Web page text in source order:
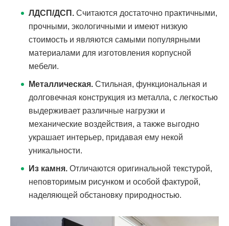
ЛДСП/ДСП. Считаются достаточно практичными,
прочными, экологичными и имеют низкую
стоимость и являются самыми популярными
материалами для изготовления корпусной
мебели.
Металлическая. Стильная, функциональная и
долговечная конструкция из металла, с легкостью
выдерживает различные нагрузки и
механические воздействия, а также выгодно
украшает интерьер, придавая ему некой
уникальности.
Из камня. Отличаются оригинальной текстурой,
неповторимым рисунком и особой фактурой,
наделяющей обстановку природностью.